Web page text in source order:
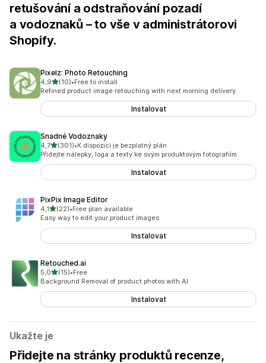
retušování a odstraňování pozadí
a vodoznaků – to vše v administrátorovi
Shopify.
Pixelz: Photo Retouching
4,9z 5 hvězd
(10)
Celkový počet recenzí: 10
•Free to install
Refined product image retouching with next morning delivery.
Instalovat
Snadné Vodoznaky
4,7z 5 hvězd
(301)
Celkový počet recenzí: 301
•K dispozici je bezplatný plán
Přidejte nálepky, loga a texty ke svým produktovým fotografiím
Instalovat
PixPix Image Editor
4,1z 5 hvězd
(22)
Celkový počet recenzí: 22
•Free plan available
Easy way to edit your product images
Instalovat
Retouched.ai
5,0z 5 hvězd
(15)
Celkový počet recenzí: 15
•Free
Background Removal of product photos with AI
Instalovat
Ukažte je
Přidejte na stránky produktů recenze,